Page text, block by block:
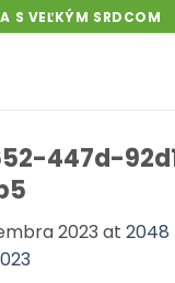
S VEĽKÝM SRDCOM
447d-
2023 at 2048